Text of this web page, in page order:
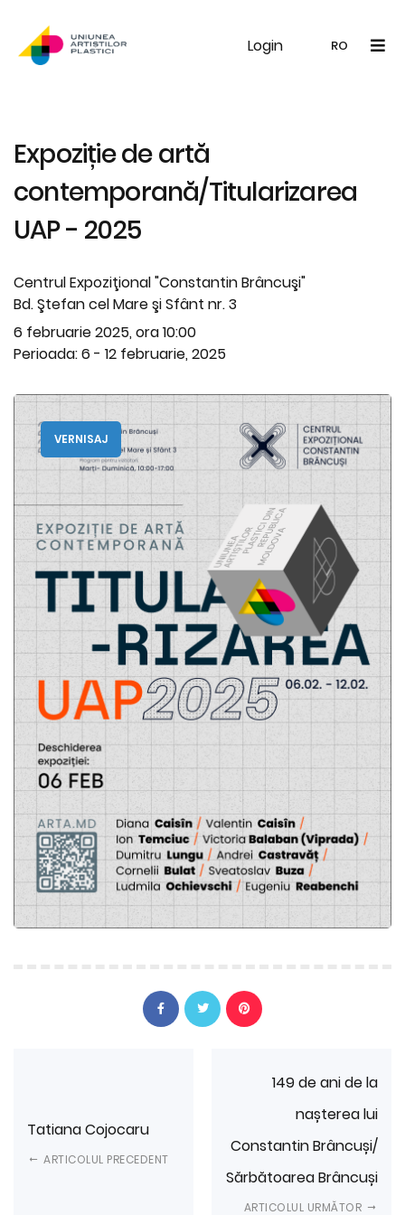
Login RO
UAP Galerie Noutăți
Expoziție de artă
contemporană/Titularizarea
UAP - 2025
Centrul Expoziţional "Constantin Brâncuşi"
Bd. Ştefan cel Mare şi Sfânt nr. 3
6 februarie 2025, ora 10:00
Perioada: 6 - 12 februarie, 2025
VERNISAJ
Tatiana Cojocaru
ARTICOLUL PRECEDENT
149 de ani de la
nașterea lui
Constantin Brâncuși/
Sărbătoarea Brâncuși
ARTICOLUL URMĂTOR